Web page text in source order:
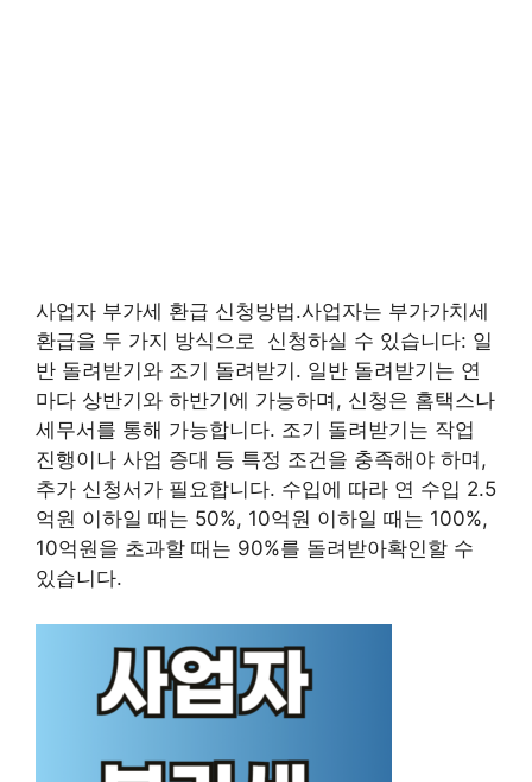
사업자 부가세 환급 신청방법.사업자는 부가가치세
환급을 두 가지 방식으로 신청하실 수 있습니다: 일
반 돌려받기와 조기 돌려받기. 일반 돌려받기는 연
마다 상반기와 하반기에 가능하며, 신청은 홈택스나
세무서를 통해 가능합니다. 조기 돌려받기는 작업
진행이나 사업 증대 등 특정 조건을 충족해야 하며,
추가 신청서가 필요합니다. 수입에 따라 연 수입 2.5
억원 이하일 때는 50%, 10억원 이하일 때는 100%,
10억원을 초과할 때는 90%를 돌려받아확인할 수
있습니다.